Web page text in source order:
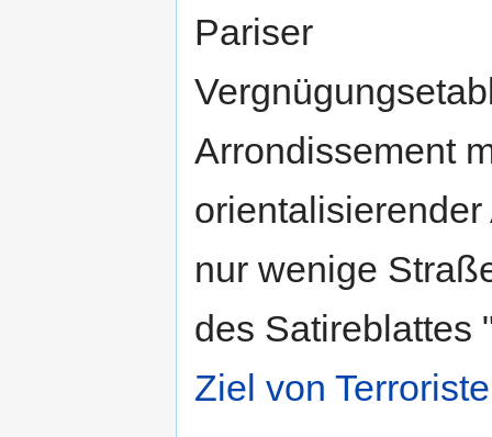
Pariser
Arrondissement
nur wenige
des Satireblattes
Ziel von